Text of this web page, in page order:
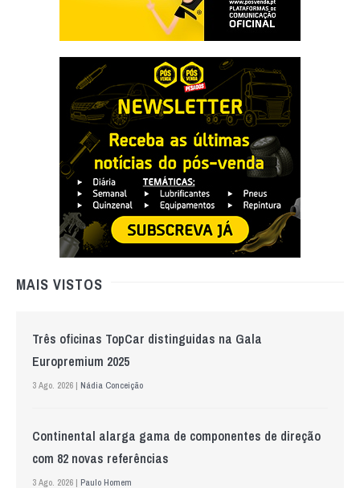
MAIS VISTOS
Três oficinas TopCar distinguidas na Gala
Europremium 2025
3 Ago. 2026 | Nádia Conceição
Continental alarga gama de componentes de direção
com 82 novas referências
3 Ago. 2026 | Paulo Homem